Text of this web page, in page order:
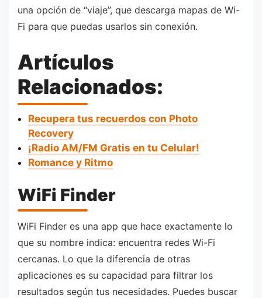
una opción de “viaje”, que descarga mapas de Wi-
Fi para que puedas usarlos sin conexión.
Artículos
Relacionados:
Recupera tus recuerdos con Photo
Recovery
¡Radio AM/FM Gratis en tu Celular!
Romance y Ritmo
WiFi Finder
WiFi Finder es una app que hace exactamente lo
que su nombre indica: encuentra redes Wi-Fi
cercanas. Lo que la diferencia de otras
aplicaciones es su capacidad para filtrar los
resultados según tus necesidades. Puedes buscar